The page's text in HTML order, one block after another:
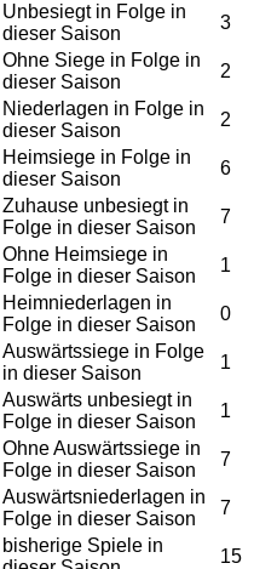
Unbesiegt in Folge in
dieser Saison
3
Ohne Siege in Folge in
dieser Saison
2
Niederlagen in Folge in
dieser Saison
2
Heimsiege in Folge in
dieser Saison
6
Zuhause unbesiegt in
Folge in dieser Saison
7
Ohne Heimsiege in
Folge in dieser Saison
1
Heimniederlagen in
Folge in dieser Saison
0
Auswärtssiege in Folge
in dieser Saison
1
Auswärts unbesiegt in
Folge in dieser Saison
1
Ohne Auswärtssiege in
Folge in dieser Saison
7
Auswärtsniederlagen in
Folge in dieser Saison
7
bisherige Spiele in
15